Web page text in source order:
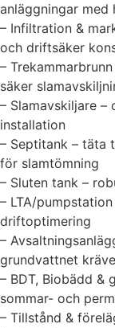
anläggningar med
– Infiltration &
och driftsäker
–
säker
– Slamavskiljare
installation
– Septitank – täta
för slamtömning
– Sluten tank –
– LTA/
driftoptimering
–
grundvattnet
– BDT, Biobädd &
sommar- och
– Tillstånd &